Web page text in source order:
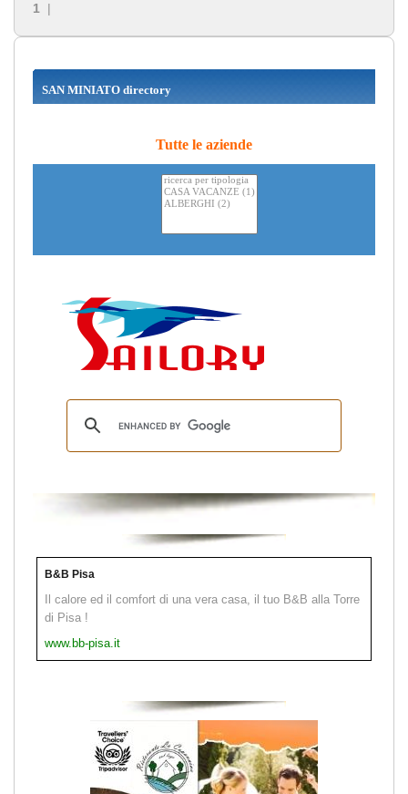
1 |
SAN MINIATO directory
Tutte le aziende
B&B Pisa
Il calore ed il comfort di una vera casa, il tuo B&B alla Torre
di Pisa !
www.bb-pisa.it